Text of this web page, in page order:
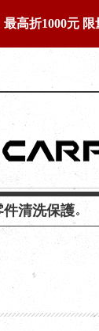
高折1000元 限
件清洗保護